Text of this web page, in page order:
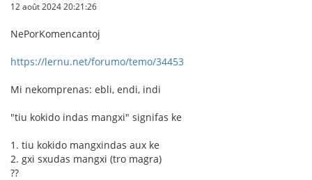
12 août 2024 20:21:26
NePorKomencantoj
https://lernu.net/forumo/temo/34453
Mi nekomprenas: ebli, endi, indi
"tiu kokido indas mangxi" signifas ke
1. tiu kokido mangxindas aux ke
2. gxi sxudas mangxi (tro magra)
??